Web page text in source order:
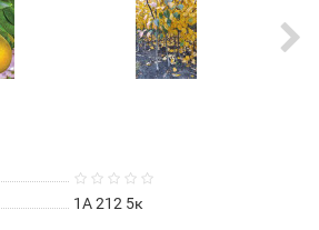
1А 212 5к